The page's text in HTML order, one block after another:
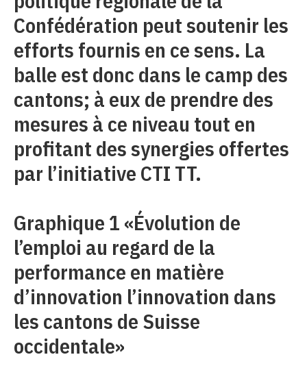
Confédération peut soutenir les
efforts fournis en ce sens. La
balle est donc dans le camp des
cantons; à eux de prendre des
mesures à ce niveau tout en
profitant des synergies offertes
par l’initiative CTI TT.
Graphique 1 «Évolution de
l’emploi au regard de la
performance en matière
d’innovation l’innovation dans
les cantons de Suisse
occidentale»